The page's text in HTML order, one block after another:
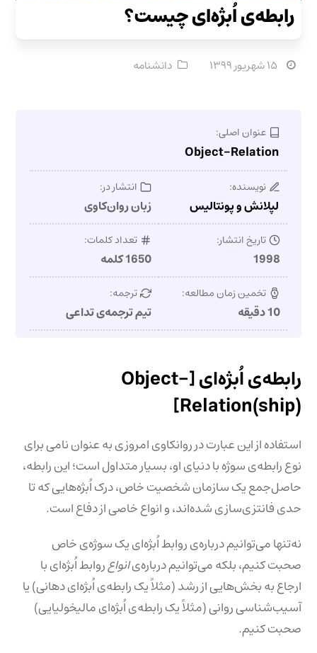
رابطه‌ی اُبژه‌ای چیست؟
۱۵ شهریور ۱۳۹۹ دانشنامه
عنوان اصلی:
Object-Relation
نویسنده:
لپلانش و پونتالیس
انتشار در:
زبان روان‌کاوی
تاریخ انتشار:
1998
تعداد کلمات:
1650 کلمه
تخمین زمان مطالعه:
10 دقیقه
ترجمه:
تیم ترجمه‌ی تداعی
رابطه‌ی اُبژه‌ای [Object-
Relation(ship)]
استفاده از این عبارت در روانکاوی امروزی به عنوان نامی برای
نوع رابطه‌ی سوژه با دنیای او، بسیار متداول است؛ این رابطه،
حاصل‌جمع یک سازمان شخصیت خاص، درک اُبژه‌هایی که تا
حدی فانتزی‌سازی شده‌اند، و انواع خاصی از دفاع است.
نه‌تنها می‌توانیم درباره‌ی روابط اُبژه‌ای یک سوژه‌ی خاص
صحبت کنیم، بلکه می‌توانیم درباره‌یانواعروابط اُبژه‌ای با
ارجاع به بخش‌هایی از رشد (مثلاً یک رابطه‌ی اُبژه‌ای دهانی) یا
آسیب‌شناسی روانی (مثلاً یک رابطه‌ی اُبژه‌ای مالیخولیایی)
صحبت کنیم.